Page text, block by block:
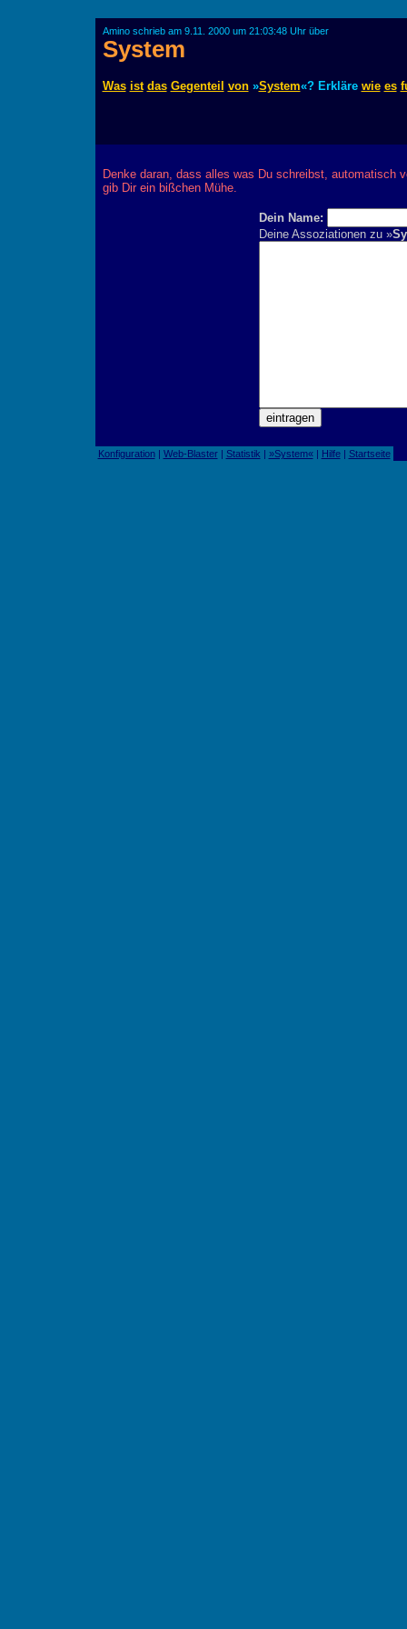
Amino schrieb am 9.11. 2000 um 21:03:48 Uhr über
System
Was ist das Gegenteil von»System«? Erkläre wie es
Denke daran, dass alles was Du schreibst, automatisch
gib Dir ein bißchen Mühe.
Dein Name:
Deine Assoziationen zu »
Konfiguration| Web-Blaster| Statistik | »System«| Hilfe| Startseite